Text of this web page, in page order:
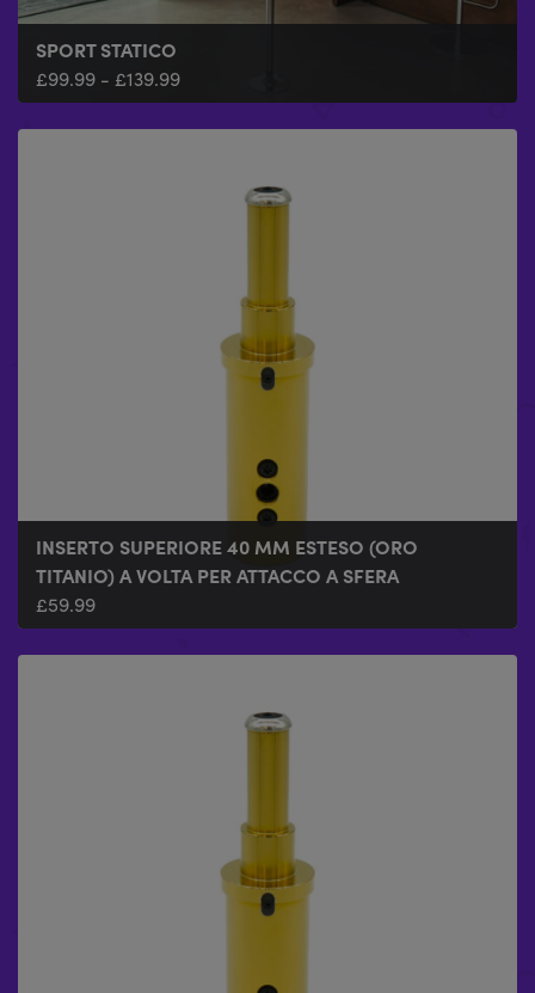
SPORT STATICO
£99.99 - £139.99
INSERTO SUPERIORE 40 MM ESTESO (ORO
TITANIO) A VOLTA PER ATTACCO A SFERA
£59.99